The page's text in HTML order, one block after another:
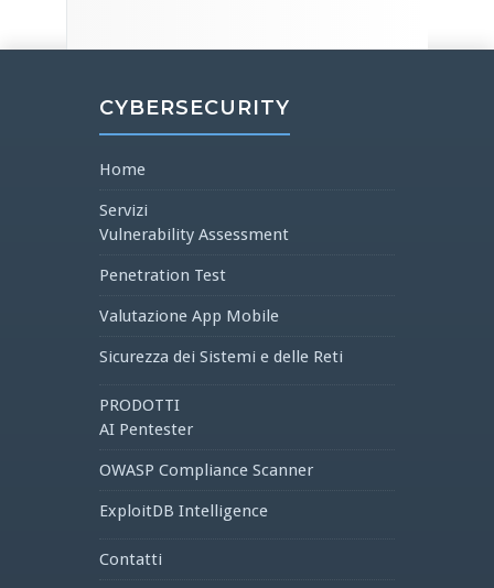
CYBERSECURITY
Home
Servizi
Vulnerability Assessment
Penetration Test
Valutazione App Mobile
Sicurezza dei Sistemi e delle Reti
PRODOTTI
AI Pentester
OWASP Compliance Scanner
ExploitDB Intelligence
Contatti